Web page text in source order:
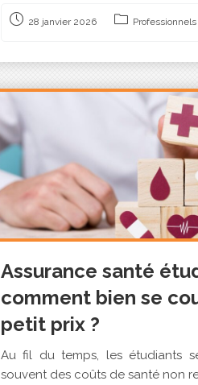
28 janvier 2026 Professionnels
Assurance santé
comment bien se
petit prix ?
Au fil du temps, les étudiants
souvent des coûts de santé non